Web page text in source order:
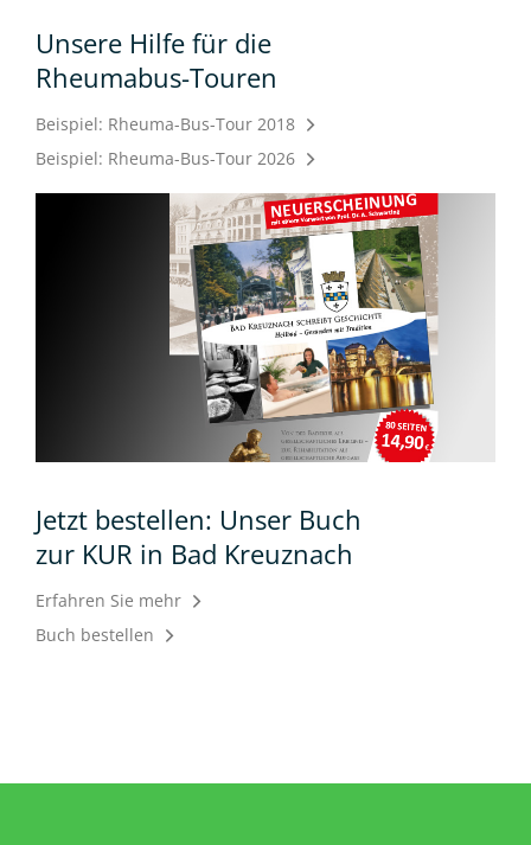
Unsere Hilfe für die
Rheumabus-Touren
Beispiel: Rheuma-Bus-Tour 2018
Beispiel: Rheuma-Bus-Tour 2026
Jetzt bestellen: Unser Buch
zur KUR in Bad Kreuznach
Erfahren Sie mehr
Buch bestellen